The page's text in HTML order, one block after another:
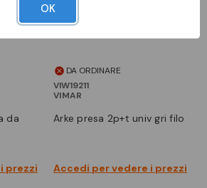
prezzi
DA ORDINARE
VIW19211
VIMAR
arke presa 2p+t univ gri filo
Accedi per vedere i prezzi
OK